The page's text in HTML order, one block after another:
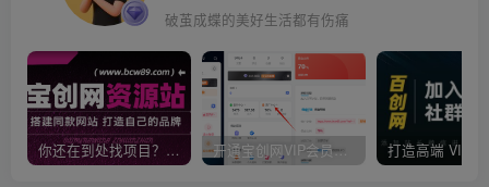
破茧成蝶的美好生活都有伤痛
你还在到处找项目？还在当韭菜？我靠卖项目一个月收入5万+，曾经我也是个失败者。 开通宝创网VIP会员，尊享全站资源免费下载，享70%的推广提成！！【限时五折优惠】